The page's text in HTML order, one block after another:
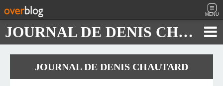
MENU
JOURNAL DE DENIS CHAUTARD
JOURNAL DE DENIS CHAUTARD